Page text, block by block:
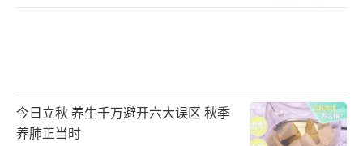
现实了，有时候得看丈母娘和老丈人的脸色干
活！”
今日立秋 养生千万避开六大误区 秋季
养肺正当时